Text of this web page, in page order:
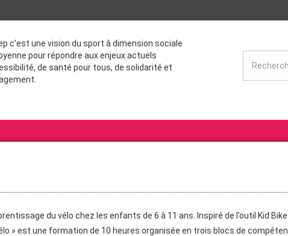
c'est une vision du sport à dimension sociale
pour répondre aux enjeux actuels
de santé pour tous, de solidarité et
du vélo chez les enfants de 6 à 11 ans. Inspiré de l’outil Kid
» est une formation de 10 heures organisée en trois blocs de